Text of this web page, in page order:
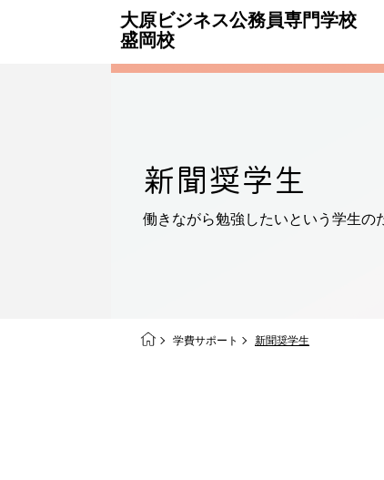
大原ビジネス公務員専門学校
盛岡校
新聞奨学生
働きながら勉強したいという学生の
学費サポート 新聞奨学生